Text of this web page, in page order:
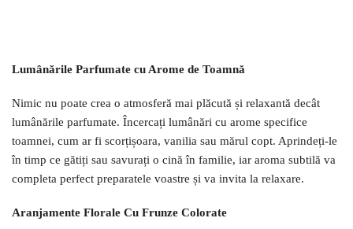
Lumânările Parfumate cu Arome de Toamnă
Nimic nu poate crea o atmosferă mai plăcută și relaxantă decât
lumânările parfumate. Încercați lumânări cu arome specifice
toamnei, cum ar fi scorțișoara, vanilia sau mărul copt. Aprindeți-le
în timp ce gătiți sau savurați o cină în familie, iar aroma subtilă va
completa perfect preparatele voastre și va invita la relaxare.
Aranjamente Florale Cu Frunze Colorate